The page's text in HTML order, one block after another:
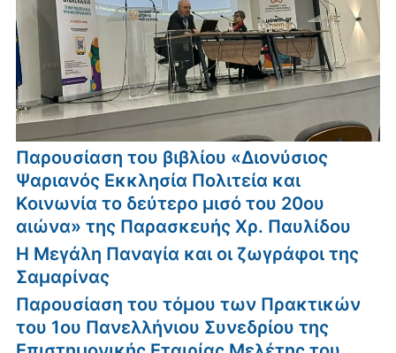
Παρουσίαση του βιβλίου «Διονύσιος
Ψαριανός Εκκλησία Πολιτεία και
Κοινωνία το δεύτερο μισό του 20ου
αιώνα» της Παρασκευής Χρ. Παυλίδου
Η Μεγάλη Παναγία και οι ζωγράφοι της
Σαμαρίνας
Παρουσίαση του τόμου των Πρακτικών
του 1ου Πανελλήνιου Συνεδρίου της